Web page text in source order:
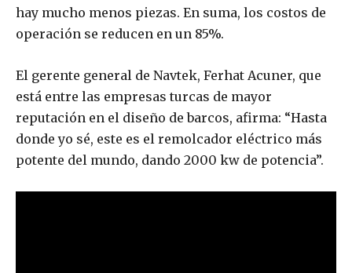
hay mucho menos piezas. En suma, los costos de
operación se reducen en un 85%.
El gerente general de Navtek, Ferhat Acuner, que
está entre las empresas turcas de mayor
reputación en el diseño de barcos, afirma: “Hasta
donde yo sé, este es el remolcador eléctrico más
potente del mundo, dando 2000 kw de potencia”.